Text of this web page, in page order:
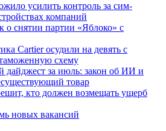
усилить контроль за сим-
компаний
о снятии партии «Яблоко» с
Cartier осудили на девять с
схему
дайджест за июль: закон об ИИ и
товар
кто должен возмещать ущерб
новых вакансий